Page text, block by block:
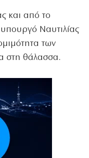
και από το
Ναυτιλίας
των
στη θάλασσα.